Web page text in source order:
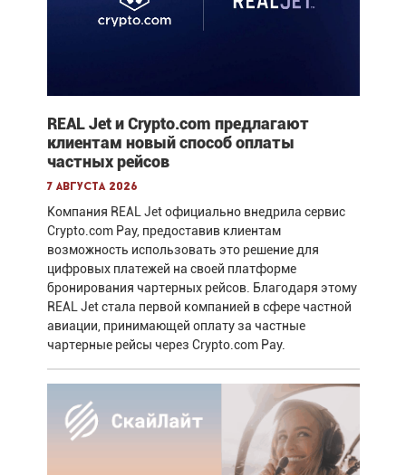
REAL Jet и Crypto.com предлагают
клиентам новый способ оплаты
частных рейсов
7 августа 2026
Компания REAL Jet официально внедрила сервис
Crypto.com Pay, предоставив клиентам
возможность использовать это решение для
цифровых платежей на своей платформе
бронирования чартерных рейсов. Благодаря этому
REAL Jet стала первой компанией в сфере частной
авиации, принимающей оплату за частные
чартерные рейсы через Crypto.com Pay.